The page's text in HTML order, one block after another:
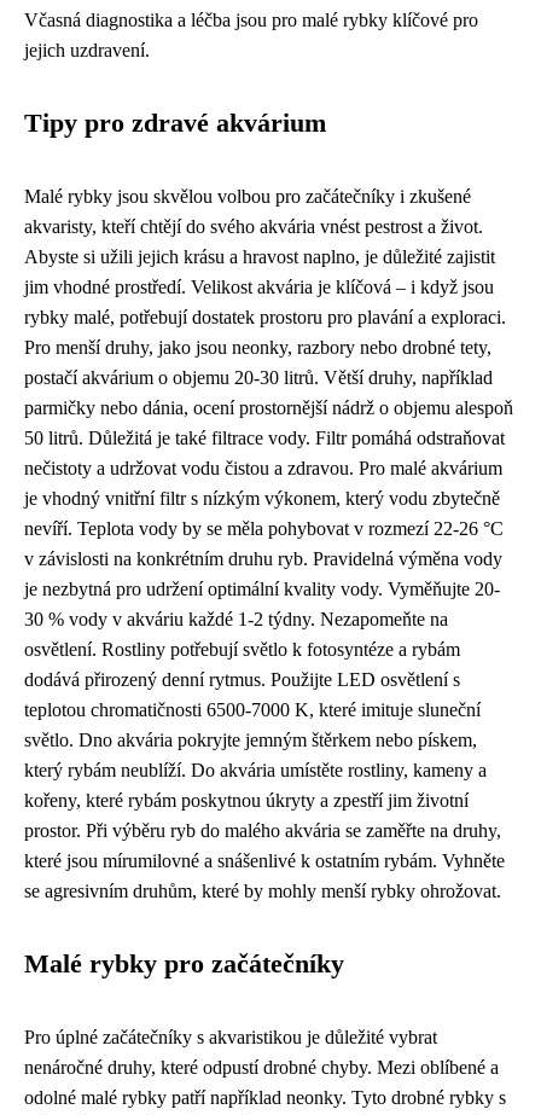
Včasná diagnostika a léčba jsou pro malé rybky klíčové pro
jejich uzdravení.
Tipy pro zdravé akvárium
Malé rybky jsou skvělou volbou pro začátečníky i zkušené
akvaristy, kteří chtějí do svého akvária vnést pestrost a život.
Abyste si užili jejich krásu a hravost naplno, je důležité zajistit
jim vhodné prostředí. Velikost akvária je klíčová – i když jsou
rybky malé, potřebují dostatek prostoru pro plavání a exploraci.
Pro menší druhy, jako jsou neonky, razbory nebo drobné tety,
postačí akvárium o objemu 20-30 litrů. Větší druhy, například
parmičky nebo dánia, ocení prostornější nádrž o objemu alespoň
50 litrů. Důležitá je také filtrace vody. Filtr pomáhá odstraňovat
nečistoty a udržovat vodu čistou a zdravou. Pro malé akvárium
je vhodný vnitřní filtr s nízkým výkonem, který vodu zbytečně
nevíří. Teplota vody by se měla pohybovat v rozmezí 22-26 °C
v závislosti na konkrétním druhu ryb. Pravidelná výměna vody
je nezbytná pro udržení optimální kvality vody. Vyměňujte 20-
30 % vody v akváriu každé 1-2 týdny. Nezapomeňte na
osvětlení. Rostliny potřebují světlo k fotosyntéze a rybám
dodává přirozený denní rytmus. Použijte LED osvětlení s
teplotou chromatičnosti 6500-7000 K, které imituje sluneční
světlo. Dno akvária pokryjte jemným štěrkem nebo pískem,
který rybám neublíží. Do akvária umístěte rostliny, kameny a
kořeny, které rybám poskytnou úkryty a zpestří jim životní
prostor. Při výběru ryb do malého akvária se zaměřte na druhy,
které jsou mírumilovné a snášenlivé k ostatním rybám. Vyhněte
se agresivním druhům, které by mohly menší rybky ohrožovat.
Malé rybky pro začátečníky
Pro úplné začátečníky s akvaristikou je důležité vybrat
nenáročné druhy, které odpustí drobné chyby. Mezi oblíbené a
odolné malé rybky patří například neonky. Tyto drobné rybky s